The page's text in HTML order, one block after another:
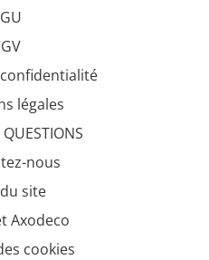
légales
nous
site
Axodeco
cookies